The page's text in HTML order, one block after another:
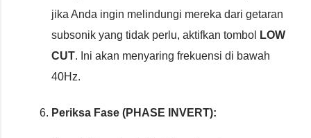
jika Anda ingin melindungi mereka dari getaran
subsonik yang tidak perlu, aktifkan tombol
LOW
CUT. Ini akan menyaring frekuensi di bawah
40Hz.
Periksa Fase (PHASE INVERT):